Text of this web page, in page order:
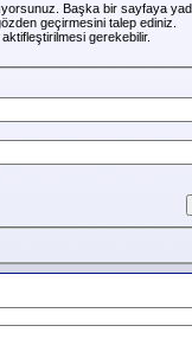
Başka bir sayfaya
geçirmesini talep ediniz.
gerekebilir.